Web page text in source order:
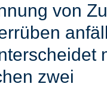
von
zwei